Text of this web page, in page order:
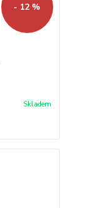
- 12 %
Skladem